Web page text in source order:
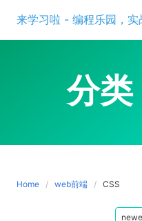
content
来学习啦 - 编程乐园，实
分类
Home web前端 CSS